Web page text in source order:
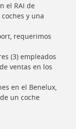
el RAI de
y una
requerimos
(3) empleados
ventas en los
en el Benelux,
un coche